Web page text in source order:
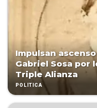
Impulsan
Gabriel Sosa por
Triple Alianza
POLÍTICA